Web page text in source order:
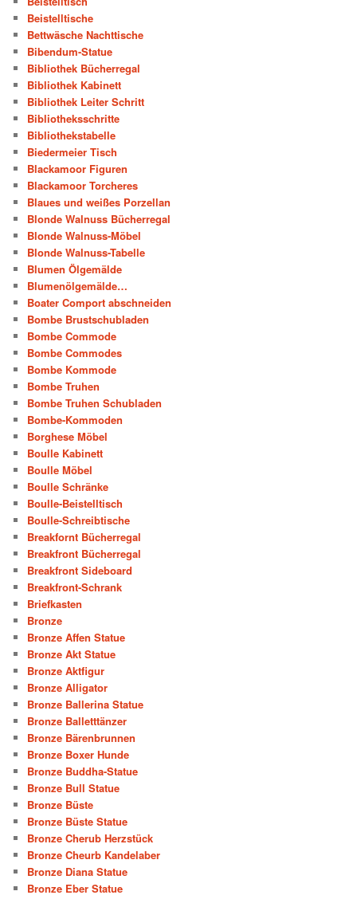
Beistelltische
Bettwäsche Nachttische
Bibendum-Statue
Bibliothek Bücherregal
Bibliothek Kabinett
Bibliothek Leiter Schritt
Bibliotheksschritte
Bibliothekstabelle
Biedermeier Tisch
Blackamoor Figuren
Blackamoor Torcheres
Blaues und weißes Porzellan
Blonde Walnuss Bücherregal
Blonde Walnuss-Möbel
Blonde Walnuss-Tabelle
Blumen Ölgemälde
Blumenölgemälde…
Boater Comport abschneiden
Bombe Brustschubladen
Bombe Commode
Bombe Commodes
Bombe Kommode
Bombe Truhen
Bombe Truhen Schubladen
Bombe-Kommoden
Borghese Möbel
Boulle Kabinett
Boulle Möbel
Boulle Schränke
Boulle-Beistelltisch
Boulle-Schreibtische
Breakfornt Bücherregal
Breakfront Bücherregal
Breakfront Sideboard
Breakfront-Schrank
Briefkasten
Bronze
Bronze Affen Statue
Bronze Akt Statue
Bronze Aktfigur
Bronze Alligator
Bronze Ballerina Statue
Bronze Balletttänzer
Bronze Bärenbrunnen
Bronze Boxer Hunde
Bronze Buddha-Statue
Bronze Bull Statue
Bronze Büste
Bronze Büste Statue
Bronze Cherub Herzstück
Bronze Cheurb Kandelaber
Bronze Diana Statue
Bronze Eber Statue